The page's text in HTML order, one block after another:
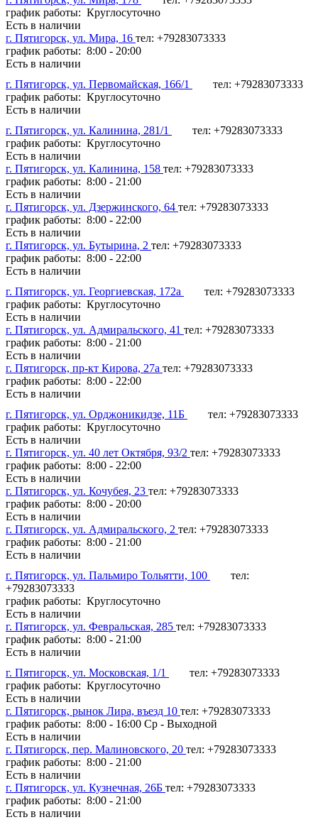
график работы: Круглосуточно
Есть в наличии
г. Пятигорск, ул. Мира, 16 тел: +79283073333
график работы: 8:00 - 20:00
Есть в наличии
г. Пятигорск, ул. Первомайская, 166/1
тел: +79283073333
график работы: Круглосуточно
Есть в наличии
г. Пятигорск, ул. Калинина, 281/1
тел: +79283073333
график работы: Круглосуточно
Есть в наличии
г. Пятигорск, ул. Калинина, 158 тел: +79283073333
график работы: 8:00 - 21:00
Есть в наличии
г. Пятигорск, ул. Дзержинского, 64 тел: +79283073333
график работы: 8:00 - 22:00
Есть в наличии
г. Пятигорск, ул. Бутырина, 2 тел: +79283073333
график работы: 8:00 - 22:00
Есть в наличии
г. Пятигорск, ул. Георгиевская, 172а
тел: +79283073333
график работы: Круглосуточно
Есть в наличии
г. Пятигорск, ул. Адмиральского, 41 тел: +79283073333
график работы: 8:00 - 21:00
Есть в наличии
г. Пятигорск, пр-кт Кирова, 27а тел: +79283073333
график работы: 8:00 - 22:00
Есть в наличии
г. Пятигорск, ул. Орджоникидзе, 11Б
тел: +79283073333
график работы: Круглосуточно
Есть в наличии
г. Пятигорск, ул. 40 лет Октября, 93/2 тел: +79283073333
график работы: 8:00 - 22:00
Есть в наличии
г. Пятигорск, ул. Кочубея, 23 тел: +79283073333
график работы: 8:00 - 20:00
Есть в наличии
г. Пятигорск, ул. Адмиральского, 2 тел: +79283073333
график работы: 8:00 - 21:00
Есть в наличии
г. Пятигорск, ул. Пальмиро Тольятти, 100
тел:
+79283073333
график работы: Круглосуточно
Есть в наличии
г. Пятигорск, ул. Февральская, 285 тел: +79283073333
график работы: 8:00 - 21:00
Есть в наличии
г. Пятигорск, ул. Московская, 1/1
тел: +79283073333
график работы: Круглосуточно
Есть в наличии
г. Пятигорск, рынок Лира, въезд 10 тел: +79283073333
график работы: 8:00 - 16:00 Ср - Выходной
Есть в наличии
г. Пятигорск, пер. Малиновского, 20 тел: +79283073333
график работы: 8:00 - 21:00
Есть в наличии
г. Пятигорск, ул. Кузнечная, 26Б тел: +79283073333
график работы: 8:00 - 21:00
Есть в наличии